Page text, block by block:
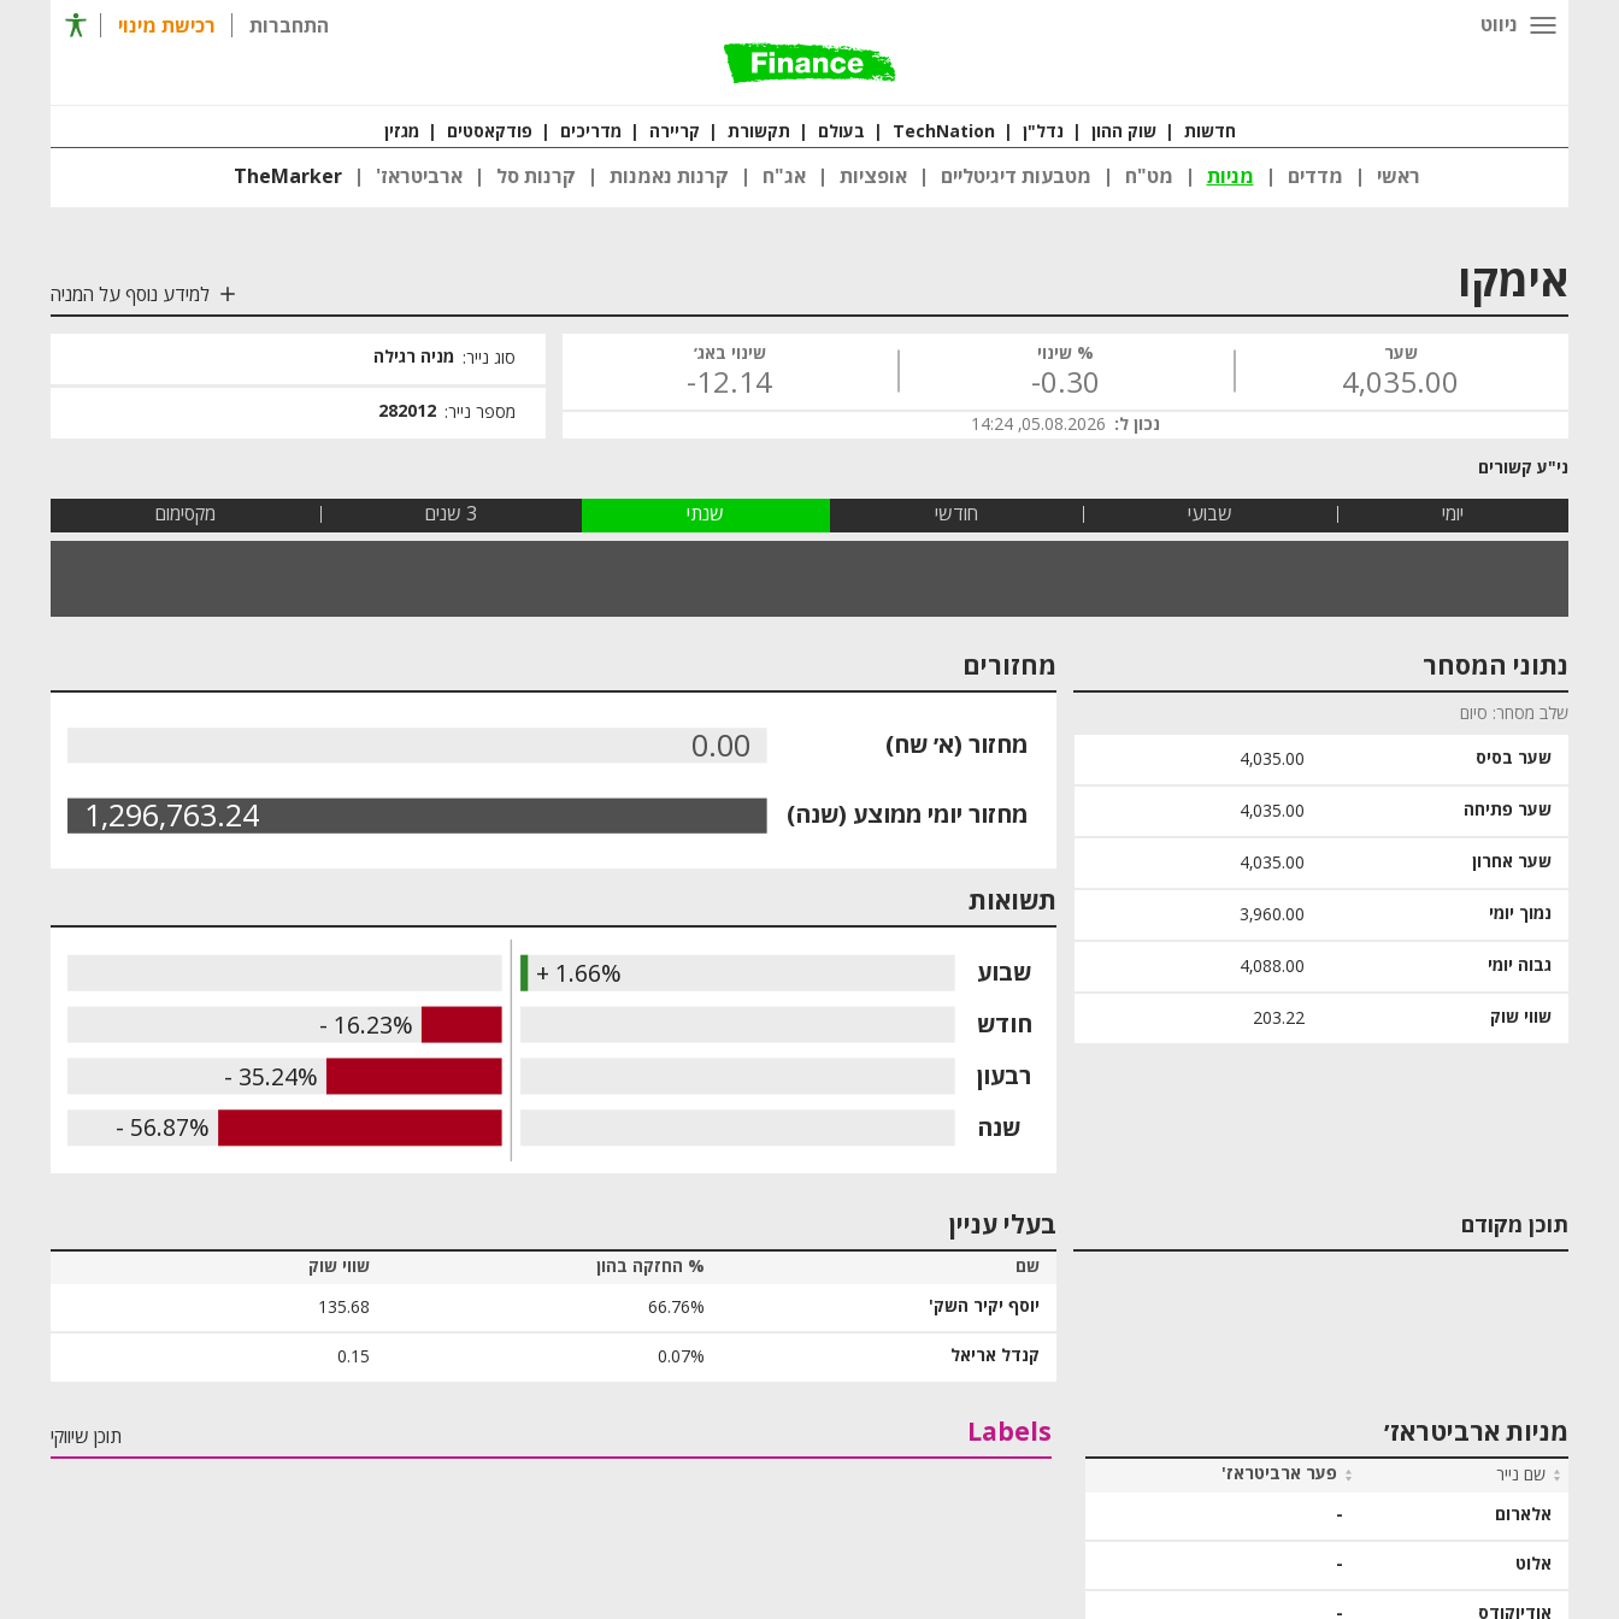
ניווט התחברות רכישת מינוי רכישת מינוי
חדשות שוק ההון נדל"ן TechNation בעולם תקשורת קריירה מדריכים פודקאסטים מגזין
ראשי מדדים מניות מט"ח מטבעות דיגיטליים אופציות אג"ח קרנות נאמנות קרנות סל ארביטראז' TheMarker
אימקו למידע נוסף על המניה
שער
4,035.00
% שינוי
‎-0.30
שינוי באג׳
‎-12.14
נכון ל: 05.08.2026, 14:24
סוג נייר: מניה רגילה
מספר נייר: 282012
יומי שבועי חודשי שנתי 3 שנים מקסימום
נתוני המסחר
שלב מסחר סיום
שער בסיס 4,035.00
שער פתיחה 4,035.00
שער אחרון 4,035.00
נמוך יומי 3,960.00
גבוה יומי 4,088.00
שווי שוק 203.22
מחזורים
0.00
1,296,763.24
מחזור יומי ממוצע (שנה)
מחזור (א׳ שח)
תשואות
+ 1.66%
- 16.23%
- 35.24%
- 56.87% שנה
רבעון
חודש
שבוע
תוכן מקודם בעלי עניין
שם % החזקה בהון
שווי שוק
יוסף יקיר השק'
66.76%
135.68
קנדל אריאל 0.07%
0.15
מניות ארביטראז׳
שם נייר
פער ארביטראז'
אלארום
-
אלוט -
אודיוקודס -
Labels תוכן שיווקי